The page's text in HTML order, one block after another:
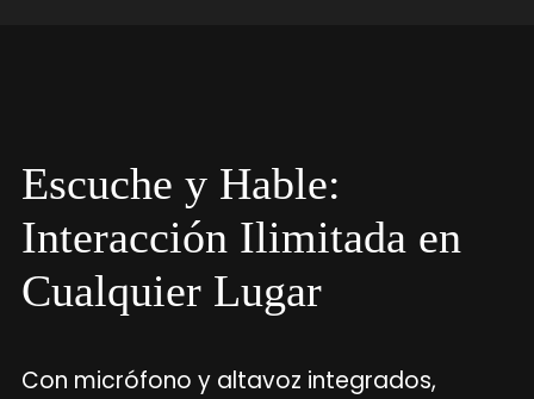
Escuche y Hable:
Interacción Ilimitada en
Cualquier Lugar
Con micrófono y altavoz integrados,